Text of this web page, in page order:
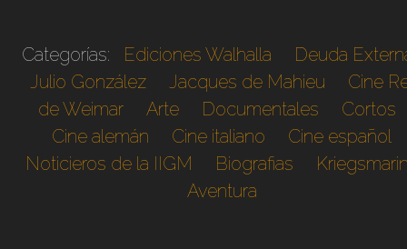
Categorías: Ediciones Walhalla
Deuda
Julio González
Jacques de Mahieu
Cine
de Weimar
Arte Documentales
Cortos
Cine alemán
Cine italiano
Cine español
Noticieros de la IIGM
Biografias
Aventura